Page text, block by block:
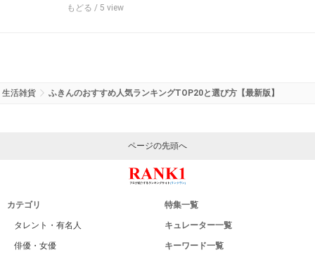
もどる / 5 view
生活雑貨 ふきんのおすすめ人気ランキングTOP20と選び方【最新版】
ページの先頭へ
カテゴリ
タレント・有名人
俳優・女優
特集一覧
キュレーター一覧
キーワード一覧